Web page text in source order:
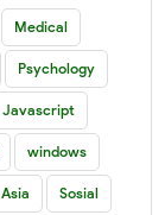
Medical
Psychology
Javascript
windows
Asia Sosial